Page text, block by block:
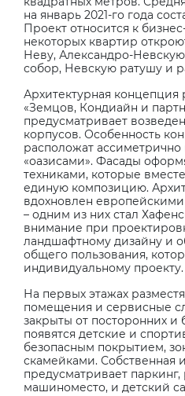
на январь 2021-го года
Проект относится к
некоторых квартир
Неву, Александро-
собор, Невскую ратушу и
Архитектурная концепция
«Земцов, Кондиайн и
предусматривает
корпусов. Особенность
расположат
«оазисами». Фасады
техниками, которые
единую композицию.
вдохновлен
– одним из них стал
внимание при
ландшафтному дизайну и
общего пользования,
индивидуальному проекту.
На первых этажах
помещения и сервисные
закрыты от посторонних и
появятся детские и
безопасным покрытием,
скамейками. Собственная
предусматривает паркинг,
машиноместо, и детский